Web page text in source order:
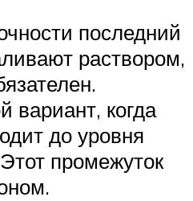
последний
раствором,
вариант, когда
до уровня
промежуток